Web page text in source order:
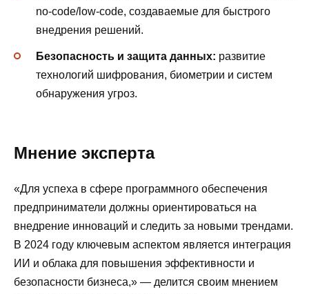
no-code/low-code, создаваемые для быстрого
внедрения решений.
Безопасность и защита данных: развитие
технологий шифрования, биометрии и систем
обнаружения угроз.
Мнение эксперта
«Для успеха в сфере программного обеспечения
предприниматели должны ориентироваться на
внедрение инноваций и следить за новыми трендами.
В 2024 году ключевым аспектом является интеграция
ИИ и облака для повышения эффективности и
безопасности бизнеса,» — делится своим мнением